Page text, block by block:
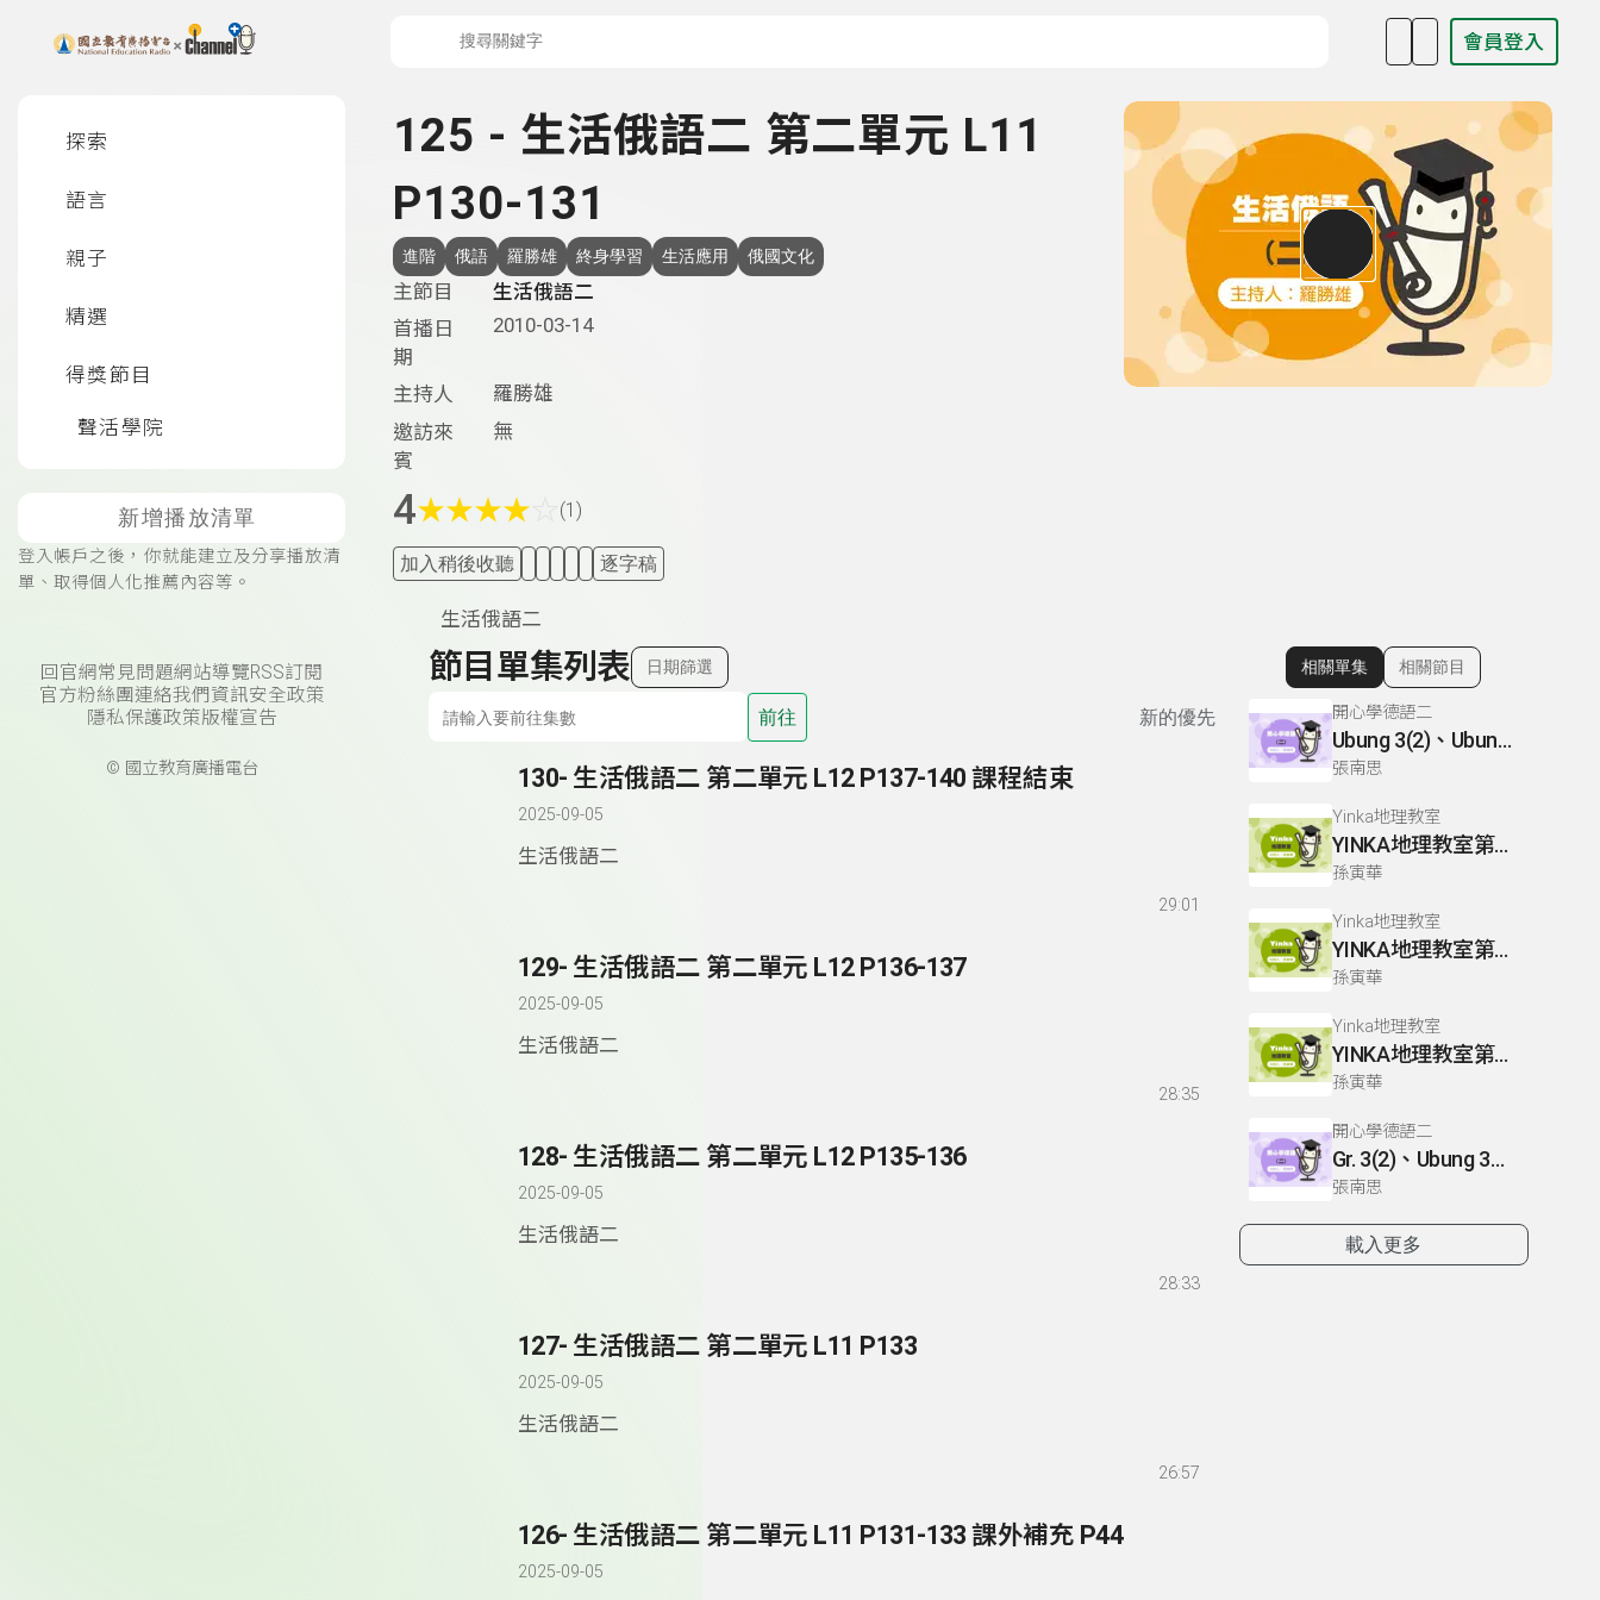
上方功能區塊 會員登入
探索
語言
親子
精選
得獎節目
聲活學院
新增播放清單
登入帳戶之後，你就能建立及分享播放清
單、取得個人化推薦內容等。
回官網常見問題網站導覽RSS訂閱
官方粉絲團連絡我們 資訊安全政策
隱私保護政策版權宣告
© 國立教育廣播電台
125 - 生活俄語二 第二單元 L11
P130-131
進階 俄語 羅勝雄 終身學習 生活應用 俄國文化
主節目
生活俄語二
首播日
期
2010-03-14
主持人
羅勝雄
邀訪來
賓
無
4★★★★ (1)
加入稍後收聽 逐字稿
生活俄語二
節目單集列表 日期篩選
前往 新的優先
130- 生活俄語二 第二單元 L12 P137-140 課程結束
2025-09-05
生活俄語二
29:01
129- 生活俄語二 第二單元 L12 P136-137
2025-09-05
生活俄語二
28:35
128- 生活俄語二 第二單元 L12 P135-136
2025-09-05
生活俄語二
28:33
127- 生活俄語二 第二單元 L11 P133
2025-09-05
生活俄語二
26:57
126- 生活俄語二 第二單元 L11 P131-133 課外補充 P44
2025-09-05
顯示相關單集
相關單集 相關節目
開心學德語二
Ubung 3(2)、Ubung 4、Dialog 1(1) :Glossar
張南思
Yinka地理教室
YINKA地理教室第三冊 P43-44
孫寅華
Yinka地理教室
YINKA地理教室第二冊 P93-94
孫寅華
Yinka地理教室
YINKA地理教室第一冊 P63-65
孫寅華
開心學德語二
Gr. 3(2)、Ubung 3、Gr. 2(1)
張南思
載入更多